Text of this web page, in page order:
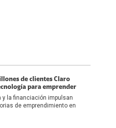
de clientes Claro
para emprender
y la financiación impulsan
de emprendimiento en